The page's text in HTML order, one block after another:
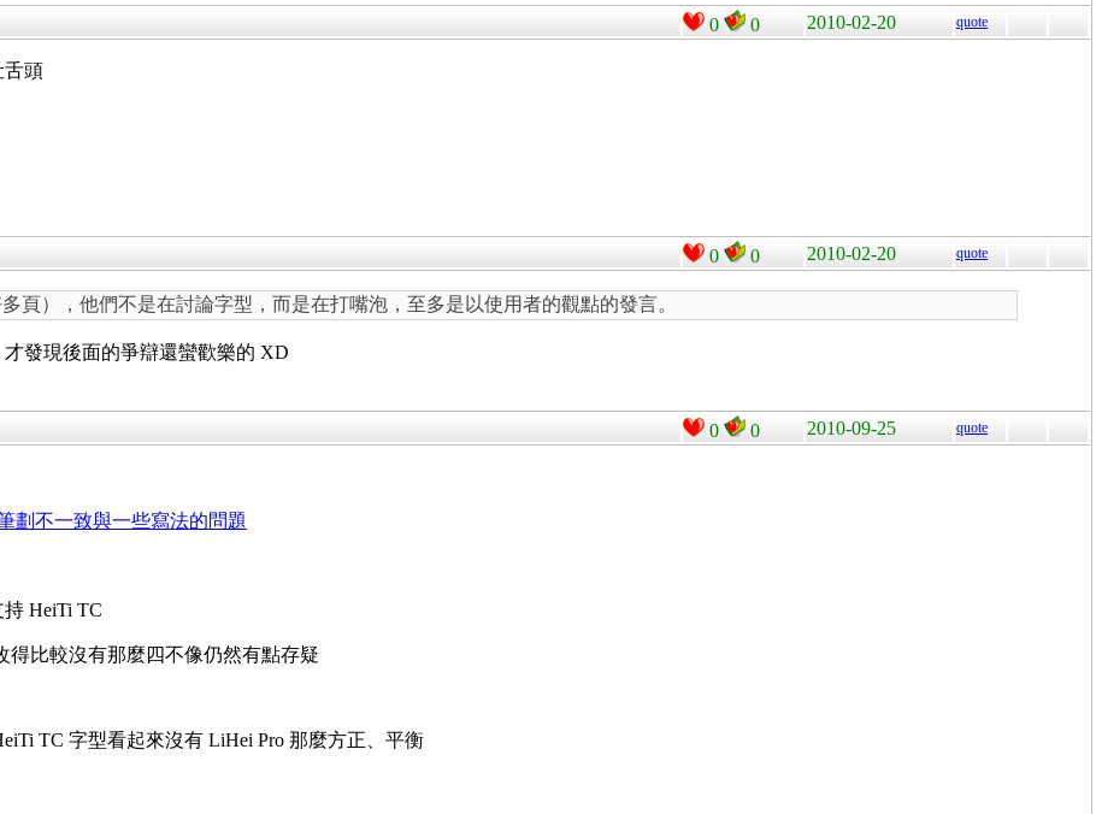
0 0 2010-02-20 quote
0 0 2010-02-20 quote
頁），他們不是在討論字型，而是在打嘴泡，至多是以使用者的觀點的發言。
發現後面的爭辯還蠻歡樂的 XD
0 0 2010-09-25 quote
劃不一致與一些寫法的問題
HeiTi TC
得比較沒有那麼四不像仍然有點存疑
TC 字型看起來沒有 LiHei Pro 那麼方正、平衡